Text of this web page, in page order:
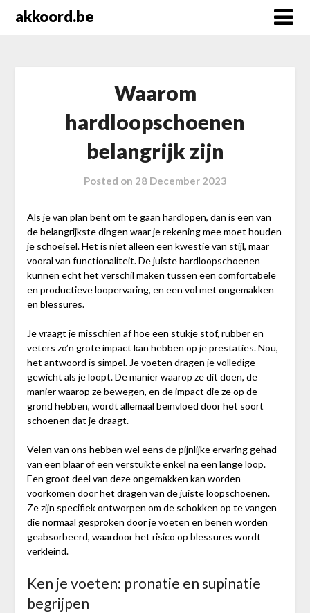
akkoord.be
Waarom
hardloopschoenen
belangrijk zijn
Posted on 28 December 2023
Als je van plan bent om te gaan hardlopen, dan is een van
de belangrijkste dingen waar je rekening mee moet houden
je schoeisel. Het is niet alleen een kwestie van stijl, maar
vooral van functionaliteit. De juiste hardloopschoenen
kunnen echt het verschil maken tussen een comfortabele
en productieve loopervaring, en een vol met ongemakken
en blessures.
Je vraagt je misschien af hoe een stukje stof, rubber en
veters zo’n grote impact kan hebben op je prestaties. Nou,
het antwoord is simpel. Je voeten dragen je volledige
gewicht als je loopt. De manier waarop ze dit doen, de
manier waarop ze bewegen, en de impact die ze op de
grond hebben, wordt allemaal beïnvloed door het soort
schoenen dat je draagt.
Velen van ons hebben wel eens de pijnlijke ervaring gehad
van een blaar of een verstuikte enkel na een lange loop.
Een groot deel van deze ongemakken kan worden
voorkomen door het dragen van de juiste loopschoenen.
Ze zijn specifiek ontworpen om de schokken op te vangen
die normaal gesproken door je voeten en benen worden
geabsorbeerd, waardoor het risico op blessures wordt
verkleind.
Ken je voeten: pronatie en supinatie
begrijpen